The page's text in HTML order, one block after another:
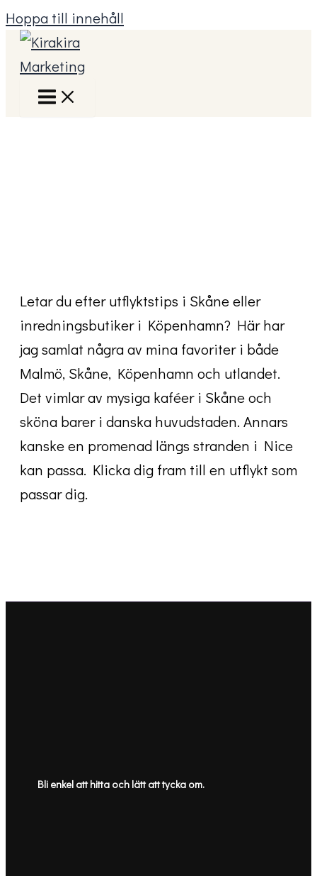
Hoppa till innehåll
Letar du efter utflyktstips i Skåne eller
inredningsbutiker i Köpenhamn? Här har
jag samlat några av mina favoriter i både
Malmö, Skåne, Köpenhamn och utlandet.
Det vimlar av mysiga kaféer i Skåne och
sköna barer i danska huvudstaden. Annars
kanske en promenad längs stranden i Nice
kan passa. Klicka dig fram till en utflykt som
passar dig.
Bli enkel att hitta och lätt att tycka om.